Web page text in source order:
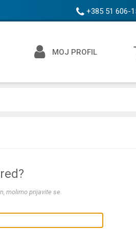
+385 51 606-
MOJ PROFIL
molimo prijavite se.